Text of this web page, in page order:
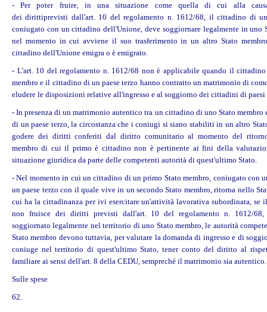
- Per poter fruire, in una situazione come quella di cui alla
deidirittiprevisti dall'art. 10 del regolamento n. 1612/68, il cittadino di un
coniugato con un cittadino dell'Unione, deve soggiornare legalmente in uno
nel momento in cui avviene il suo trasferimento in un altro Stato
cittadino dell'Unione emigra o è emigrato.
- L'art. 10 del regolamento n. 1612/68 non è applicabile quando il
membro e il cittadino di un paese terzo hanno contratto un matrimonio di
eludere le disposizioni relative all'ingresso e al soggiorno dei cittadini di paesi
- In presenza di un matrimonio autentico tra un cittadino di uno Stato membro
di un paese terzo, la circostanza che i coniugi si siano stabiliti in un altro
godere dei diritticonferiti dal diritto comunitario al momento del
membro di cui il primo è cittadino non è pertinente ai fini della
situazione giuridica da parte delle competenti autorità di quest'ultimo Stato.
- Nel momento in cui un cittadino di un primo Stato membro, coniugato con
un paese terzo con il quale vive in un secondo Stato membro, ritorna nello
cui ha la cittadinanza per ivi esercitare un'attività lavorativa subordinata, se
non fruisce dei dirittiprevisti dall'art. 10 del regolamento n. 1612/68,
soggiornato legalmente nel territorio di uno Stato membro, le autorità
Stato membro devono tuttavia, per valutare la domanda di ingresso e di
coniuge nel territorio di quest'ultimo Stato, tener conto del diritto al
familiare ai sensi dell'art. 8 della CEDU, sempreché il matrimonio sia autentico.
Sulle spese
62.